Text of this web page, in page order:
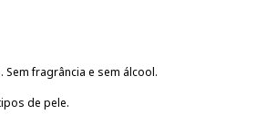
Sem fragrância e sem álcool.
de pele.